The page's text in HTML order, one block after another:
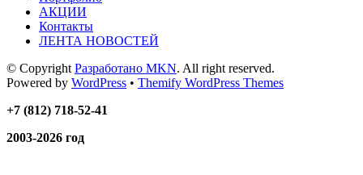
АКЦИИ
Контакты
ЛЕНТА НОВОСТЕЙ
© Copyright Разработано MKN. All right reserved.
Powered by WordPress • Themify WordPress Themes
+7 (812) 718-52-41
2003-2026 год